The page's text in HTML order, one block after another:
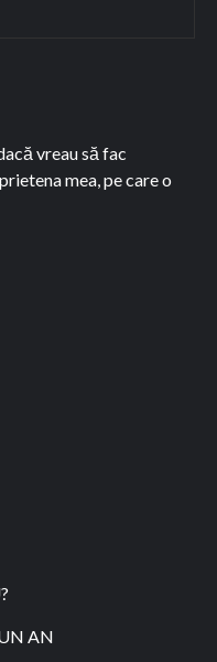
vreau să fac
mea, pe care o
AN